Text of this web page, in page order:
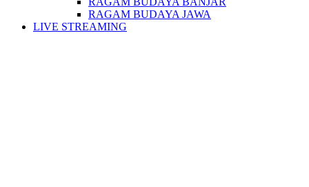
RAGAM BUDAYA JAWA
LIVE STREAMING